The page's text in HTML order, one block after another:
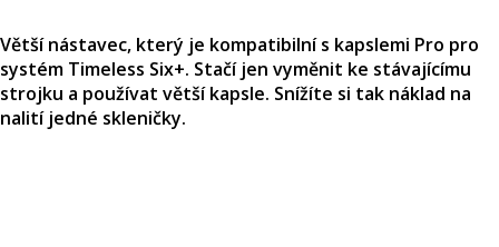
Větší nástavec, který je kompatibilní s kapslemi Pro pro
systém Timeless Six+. Stačí jen vyměnit ke stávajícímu
strojku a používat větší kapsle. Snížíte si tak náklad na
nalití jedné skleničky.